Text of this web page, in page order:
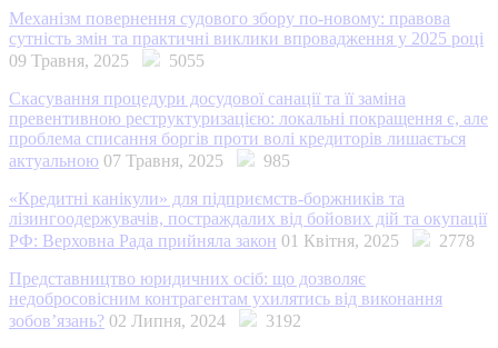
Механізм повернення судового збору по-новому: правова
сутність змін та практичні виклики впровадження у 2025 році
09 Травня, 2025
5055
Скасування процедури досудової санації та її заміна
превентивною реструктуризацією: локальні покращення є, але
проблема списання боргів проти волі кредиторів лишається
актуальною 07 Травня, 2025
985
«Кредитні канікули» для підприємств-боржників та
лізингоодержувачів, постраждалих від бойових дій та окупації
РФ: Верховна Рада прийняла закон 01 Квітня, 2025
2778
Представництво юридичних осіб: що дозволяє
недобросовісним контрагентам ухилятись від виконання
зобов’язань? 02 Липня, 2024
3192